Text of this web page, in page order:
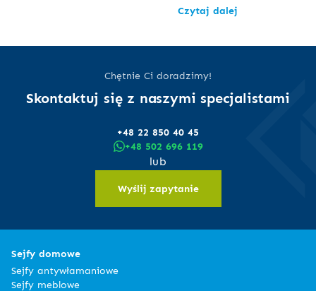
Czytaj dalej
Chętnie Ci doradzimy!
Skontaktuj się z naszymi specjalistami
+48 22 850 40 45
+48 502 696 119
lub
Wyślij zapytanie
Sejfy domowe
Sejfy antywłamaniowe
Sejfy meblowe